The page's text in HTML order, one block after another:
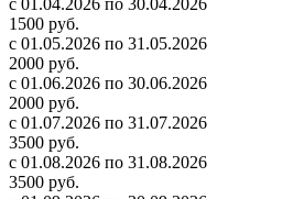
1500 руб.
с 01.05.2026 по 31.05.2026
2000 руб.
с 01.06.2026 по 30.06.2026
2000 руб.
с 01.07.2026 по 31.07.2026
3500 руб.
с 01.08.2026 по 31.08.2026
3500 руб.